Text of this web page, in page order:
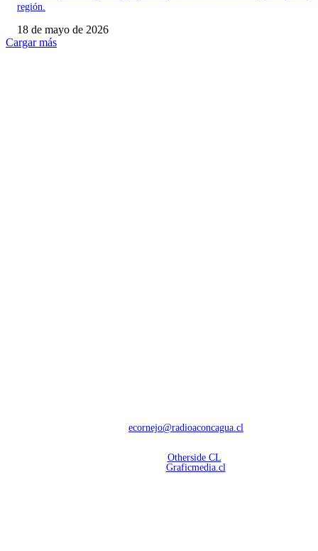
región.
18 de mayo de 2026
Cargar más
ecornejo@radioaconcagua.cl
Otherside CL
Graficmedia.cl